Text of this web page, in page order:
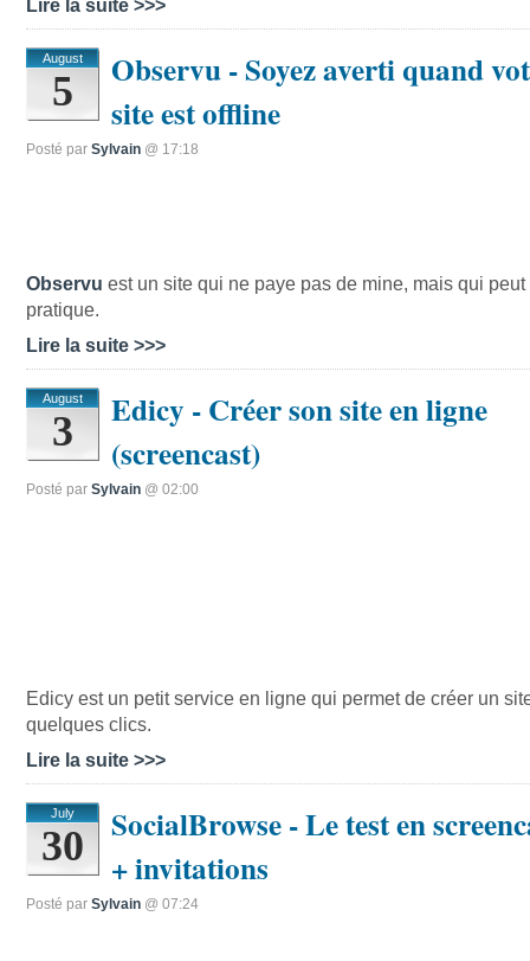
Lire la suite >>>
August
5
Observu - Soyez averti quand
site est offline
Posté par Sylvain @ 17:18
Observu est un site qui ne paye pas de mine, mais qui peut
pratique.
Lire la suite >>>
August
3
Edicy - Créer son site en ligne
(screencast)
Posté par Sylvain @ 02:00
Edicy est un petit service en ligne qui permet de créer un
quelques clics.
Lire la suite >>>
July
30
SocialBrowse - Le test en
+ invitations
Posté par Sylvain @ 07:24